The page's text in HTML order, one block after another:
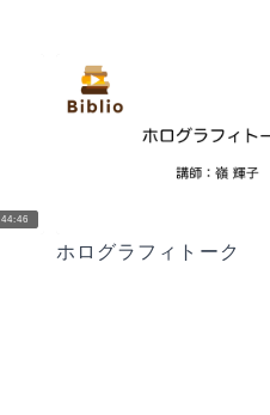
44:46
ホログラフィトーク